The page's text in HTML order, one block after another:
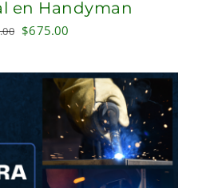
en Handyman
Original
was:
$830.00.
$675.00
is:
$675.00.